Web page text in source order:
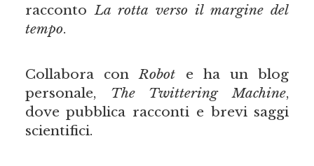
racconto La rotta verso il margine del
tempo.
Collabora conRobot e ha un blog
personale, The Twittering Machine,
dove pubblica racconti e brevi saggi
scientifici.